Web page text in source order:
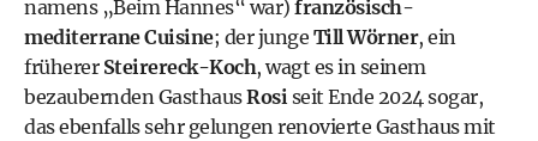
namens „Beim Hannes“ war) französisch-
mediterrane Cuisine; der junge Till Wörner, ein
früherer Steirereck-Koch, wagt es in seinem
bezaubernden GasthausRosiseit Ende 2024 sogar,
das ebenfalls sehr gelungen renovierte Gasthaus mit